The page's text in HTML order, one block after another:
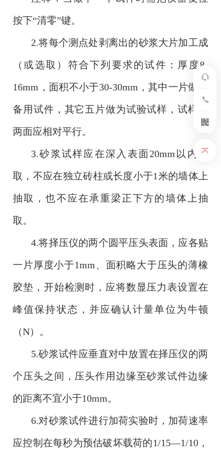
按下“清零”键。
2.将每个测点处剥离出的砂浆大片加工成
（或选取）符合下列要求的试件：厚度8-
16mm，面积不小于30-30mm，其中一片做为
备用试件，其它五片做为试验试样，试样的
两面应相对平行。
3.砂浆试样应在深入表面20mm以内抽
取，不应在独立砖柱或长度小于1米的墙体上
抽取，也不应在承重梁正下方的墙体上抽
取。
4.将择压仪的两个圆平压头表面，应各贴
一片厚度小于1mm、面积略大于压头的薄橡
胶垫，开始检测时，应将数显压力表设置在
峰值保持状态，并应确认计量单位为牛顿
（N）。
5.砂浆试件应垂直对中放置在择压仪的两
个压头之间，压头作用边缘至砂浆试件边缘
的距离不宜小于10mm。
6.对砂浆试件进行加荷实验时，加荷速率
应控制在每秒为预估破坏载荷的1/15—1/10，